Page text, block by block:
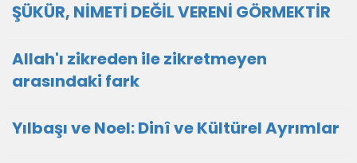
ŞÜKÜR, NİMETİ DEĞİL VERENİ GÖRMEKTİR
Allah'ı zikreden ile zikretmeyen
arasındaki fark
Yılbaşı ve Noel: Dinî ve Kültürel Ayrımlar